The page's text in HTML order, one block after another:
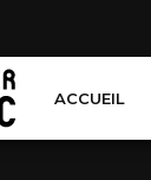
ACCUEIL